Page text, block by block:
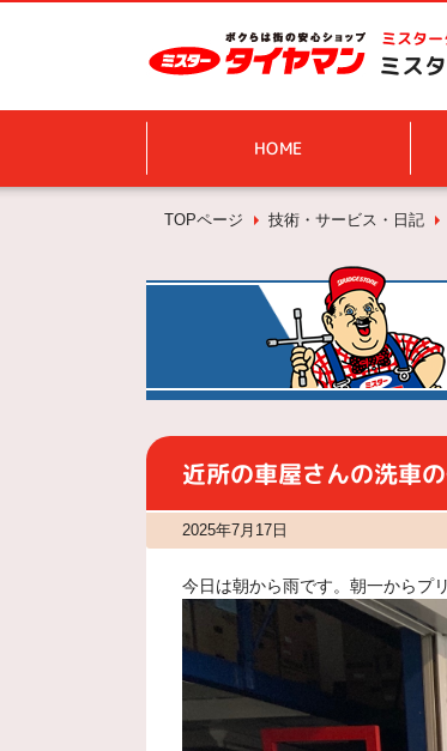
ミスタ
ミス
HOME
TOPページ 技術・サービス・日記
近所の車屋さんの洗車
2025年7月17日
今日は朝から雨です。朝一からプ